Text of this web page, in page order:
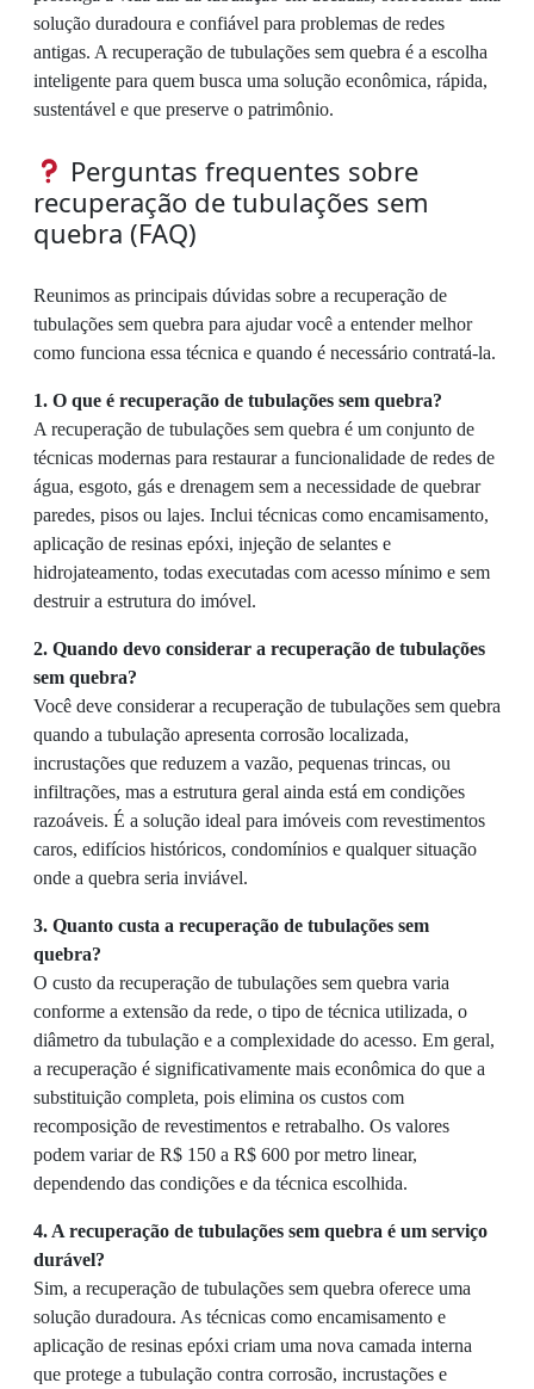
solução duradoura e confiável para problemas de redes
antigas. A recuperação de tubulações sem quebra é a escolha
inteligente para quem busca uma solução econômica, rápida,
sustentável e que preserve o patrimônio.
Perguntas frequentes sobre
recuperação de tubulações sem
quebra (FAQ)
Reunimos as principais dúvidas sobre a recuperação de
tubulações sem quebra para ajudar você a entender melhor
como funciona essa técnica e quando é necessário contratá-la.
1. O que é recuperação de tubulações sem quebra?
A recuperação de tubulações sem quebra é um conjunto de
técnicas modernas para restaurar a funcionalidade de redes de
água, esgoto, gás e drenagem sem a necessidade de quebrar
paredes, pisos ou lajes. Inclui técnicas como encamisamento,
aplicação de resinas epóxi, injeção de selantes e
hidrojateamento, todas executadas com acesso mínimo e sem
destruir a estrutura do imóvel.
2. Quando devo considerar a recuperação de tubulações
sem quebra?
Você deve considerar a recuperação de tubulações sem quebra
quando a tubulação apresenta corrosão localizada,
incrustações que reduzem a vazão, pequenas trincas, ou
infiltrações, mas a estrutura geral ainda está em condições
razoáveis. É a solução ideal para imóveis com revestimentos
caros, edifícios históricos, condomínios e qualquer situação
onde a quebra seria inviável.
3. Quanto custa a recuperação de tubulações sem
quebra?
O custo da recuperação de tubulações sem quebra varia
conforme a extensão da rede, o tipo de técnica utilizada, o
diâmetro da tubulação e a complexidade do acesso. Em geral,
a recuperação é significativamente mais econômica do que a
substituição completa, pois elimina os custos com
recomposição de revestimentos e retrabalho. Os valores
podem variar de R$ 150 a R$ 600 por metro linear,
dependendo das condições e da técnica escolhida.
4. A recuperação de tubulações sem quebra é um serviço
durável?
Sim, a recuperação de tubulações sem quebra oferece uma
solução duradoura. As técnicas como encamisamento e
aplicação de resinas epóxi criam uma nova camada interna
que protege a tubulação contra corrosão, incrustações e